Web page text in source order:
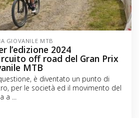
GIOVANILE MTB
l’edizione 2024
off road del Gran Prix
MTB
è diventato un punto di
per le società ed il movimento del
a ...